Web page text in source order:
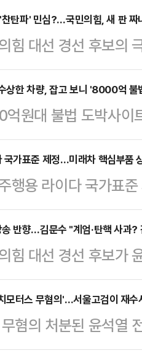
탄파' 민심?…국민의힘, 새 판 짜
힘 대선 경선 후보의
으로 기울고 있음을
을 의식하며 윤 전 대
를 계기로 전략을 새
탄핵 찬성)파' 안철수
는 1차 컷오프를 통
자로 가장 유력하게
상한 차량, 잡고 보니 '8000억 불
원대 불법 도박사이
잡았다.25일 경찰에
구 신림역 일대에
씨가 몰던 차량이 경
회한 결과 수배 차량
고, 도주하는 그를
년∼2024년 3년간
수…
국가표준 제정…미래차 핵심부품
행용 라이다 국가표
가기술표준원은 자
정 고시했다고 25일
의 신뢰성과 안전성
년 7억7000만 달
조9000억원)로 연
리·각도·속도의 범
있다.…
반향…김문수 "계엄·탄핵 사과
힘 대선 경선 후보가
'계엄·탄핵 사과 논
스(OX) 문제가 아
대하빌딩 캠프 사무
과 내용을 담은 정강
모터스 무혐의'…서울고검이 재수
혐의 처분된 윤석열
사건을 다시 수사하